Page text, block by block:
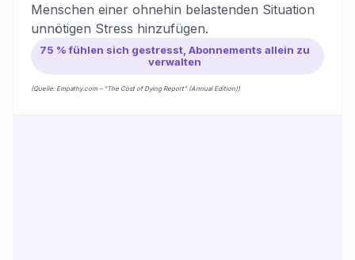
Menschen einer ohnehin belastenden Situation
unnötigen Stress hinzufügen.
75 % fühlen sich gestresst, Abonnements allein zu
verwalten
(Quelle: Empathy.com – “The Cost of Dying Report” (Annual Edition))